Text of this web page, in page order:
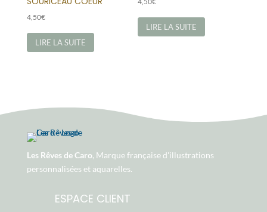
4,50€
LIRE LA SUITE
LIRE LA SUITE
Les Rêves de Caro, Marque française d'illustrations
personnalisées et aquarelles.
ESPACE CLIENT